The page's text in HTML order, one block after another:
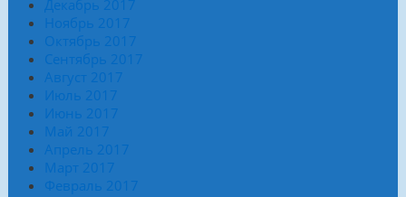
Декабрь 2017
Ноябрь 2017
Октябрь 2017
Сентябрь 2017
Август 2017
Июль 2017
Июнь 2017
Май 2017
Апрель 2017
Март 2017
Февраль 2017